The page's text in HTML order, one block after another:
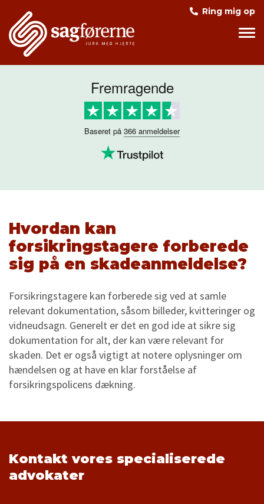
Ring mig op
Det siger vores kunder om os
Fremragende
Baseret på 366 anmeldelser
Hvordan kan
forsikringstagere forberede
sig på en skadeanmeldelse?
Forsikringstagere kan forberede sig ved at samle
relevant dokumentation, såsom billeder, kvitteringer og
vidneudsagn. Generelt er det en god ide at sikre sig
dokumentation for alt, der kan være relevant for
skaden. Det er også vigtigt at notere oplysninger om
hændelsen og at have en klar forståelse af
forsikringspolicens dækning.
Kontakt vores specialiserede
advokater